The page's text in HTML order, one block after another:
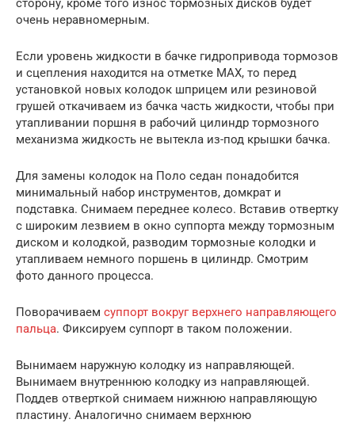
сторону, кроме того износ тормозных дисков будет
очень неравномерным.
Если уровень жидкости в бачке гидропривода тормозов
и сцепления находится на отметке MAX, то перед
установкой новых колодок шприцем или резиновой
грушей откачиваем из бачка часть жидкости, чтобы при
утапливании поршня в рабочий цилиндр тормозного
механизма жидкость не вытекла из-под крышки бачка.
Для замены колодок на Поло седан понадобится
минимальный набор инструментов, домкрат и
подставка. Снимаем переднее колесо. Вставив отвертку
с широким лезвием в окно суппорта между тормозным
диском и колодкой, разводим тормозные колодки и
утапливаем немного поршень в цилиндр. Смотрим
фото данного процесса.
Поворачиваем суппорт вокруг верхнего направляющего
пальца. Фиксируем суппорт в таком положении.
Вынимаем наружную колодку из направляющей.
Вынимаем внутреннюю колодку из направляющей.
Поддев отверткой снимаем нижнюю направляющую
пластину. Аналогично снимаем верхнюю